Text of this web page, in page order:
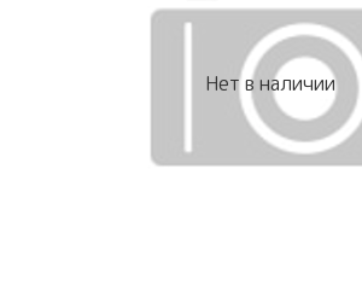
Нет в наличии